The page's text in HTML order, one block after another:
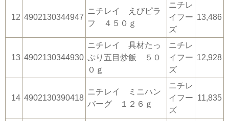
12 4902130344947
ニチレイ えびピラ
フ ４５０ｇ
ニチレ
イフー
ズ
13,486
13 4902130344930
ニチレイ 具材たっ
ぷり五目炒飯 ５０
０ｇ
ニチレ
イフー
ズ
12,928
14 4902130390418
ニチレイ ミニハン
バーグ １２６ｇ
ニチレ
イフー
ズ
11,835